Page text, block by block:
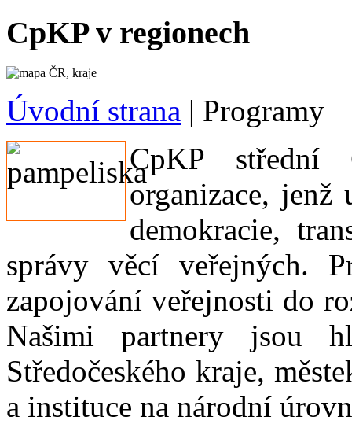
CpKP v regionech
Úvodní strana | Programy
CpKP střední
organizace,
demokracie,
správy věcí veřejných.
zapojování veřejnosti do
Našimi partnery jsou
Středočeského kraje,
a instituce na národní